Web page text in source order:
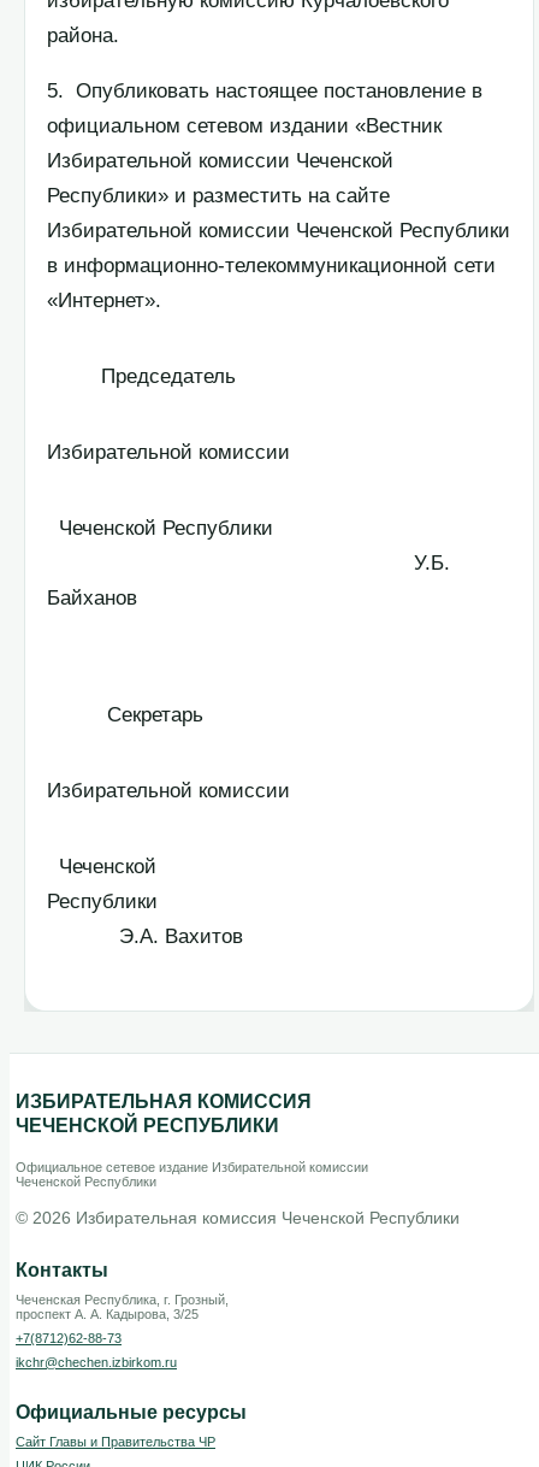
района.
5. Опубликовать настоящее постановление в
официальном сетевом издании «Вестник
Избирательной комиссии Чеченской
Республики» и разместить на сайте
Избирательной комиссии Чеченской Республики
в информационно-телекоммуникационной сети
«Интернет».
Председатель
Избирательной комиссии
Чеченской Республики
У.Б.
Байханов
Секретарь
Избирательной комиссии
Чеченской
Республики
Э.А. Вахитов
ИЗБИРАТЕЛЬНАЯ КОМИССИЯ
ЧЕЧЕНСКОЙ РЕСПУБЛИКИ
Официальное сетевое издание Избирательной комиссии
Чеченской Республики
© 2026 Избирательная комиссия Чеченской Республики
Контакты
Чеченская Республика, г. Грозный,
проспект А. А. Кадырова, 3/25
+7(8712)62-88-73
ikchr@chechen.izbirkom.ru
Официальные ресурсы
Сайт Главы и Правительства ЧР